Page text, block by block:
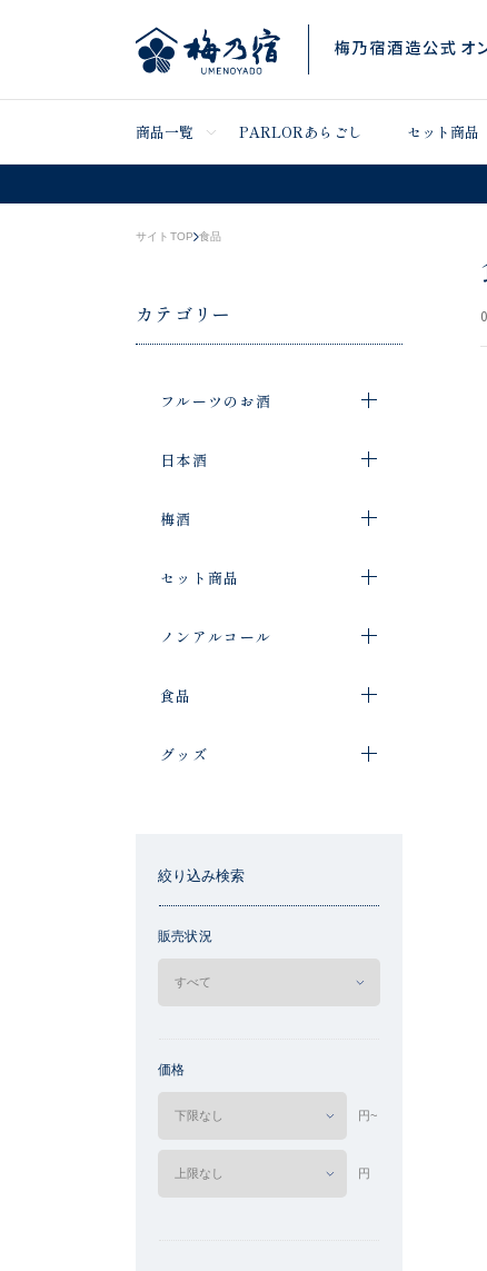
商品一覧 PARLORあらごし セット商品
サイトTOP 食品
カテゴリー
フルーツのお酒
日本酒
梅酒
セット商品
ノンアルコール
食品
グッズ
絞り込み検索
販売状況
価格
円~
円
0